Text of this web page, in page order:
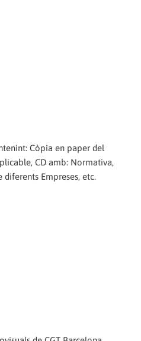
Còpia en paper del
CD amb: Normativa,
Empreses, etc.